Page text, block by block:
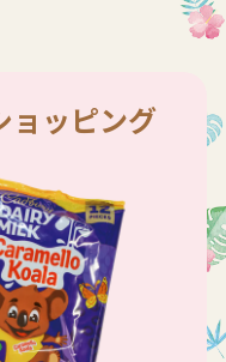
ョッピング